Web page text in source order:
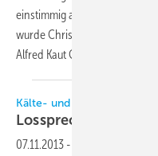
einstimmig als
wurde Christina Victoria Kaut,
Alfred Kaut GmbH,
Kälte- und Klimatechnik
Lossprechung 2013
07.11.2013 -